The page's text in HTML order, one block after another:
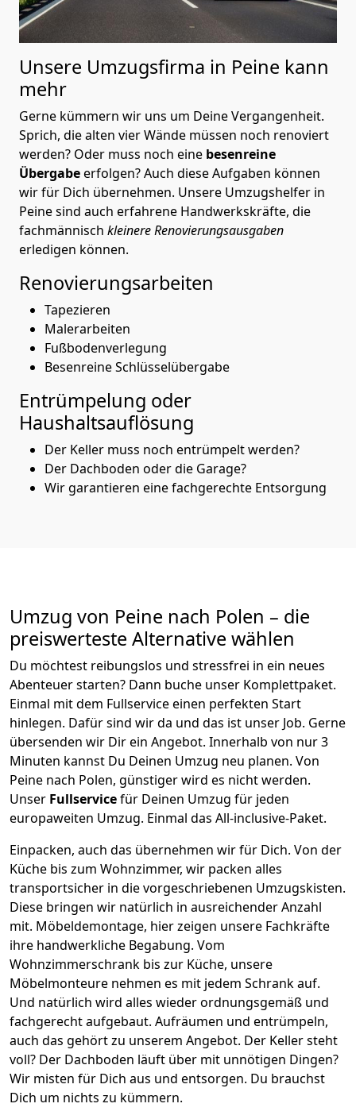
Unsere Umzugsfirma in Peine kann
mehr
Gerne kümmern wir uns um Deine Vergangenheit.
Sprich, die alten vier Wände müssen noch renoviert
werden? Oder muss noch eine besenreine
Übergabeerfolgen? Auch diese Aufgaben können
wir für Dich übernehmen. Unsere Umzugshelfer in
Peine sind auch erfahrene Handwerkskräfte, die
fachmännisch kleinere Renovierungsausgaben
erledigen können.
Renovierungsarbeiten
Tapezieren
Malerarbeiten
Fußbodenverlegung
Besenreine Schlüsselübergabe
Entrümpelung oder
Haushaltsauflösung
Der Keller muss noch entrümpelt werden?
Der Dachboden oder die Garage?
Wir garantieren eine fachgerechte Entsorgung
Umzug von Peine nach Polen – die
preiswerteste Alternative wählen
Du möchtest reibungslos und stressfrei in ein neues
Abenteuer starten? Dann buche unser Komplettpaket.
Einmal mit dem Fullservice einen perfekten Start
hinlegen. Dafür sind wir da und das ist unser Job. Gerne
übersenden wir Dir ein Angebot. Innerhalb von nur3
Minuten kannst Du Deinen Umzug neu planen. Von
Peine nach Polen, günstiger wird es nicht werden.
Unser Fullservicefür Deinen Umzug für jeden
europaweiten Umzug. Einmal das All-inclusive-Paket.
Einpacken, auch das übernehmen wir für Dich. Von der
Küche bis zum Wohnzimmer, wir packen alles
transportsicher in die vorgeschriebenen Umzugskisten.
Diese bringen wir natürlich in ausreichender Anzahl
mit. Möbeldemontage, hier zeigen unsere Fachkräfte
ihre handwerkliche Begabung. Vom
Wohnzimmerschrank bis zur Küche, unsere
Möbelmonteure nehmen es mit jedem Schrank auf.
Und natürlich wird alles wieder ordnungsgemäß und
fachgerecht aufgebaut. Aufräumen und entrümpeln,
auch das gehört zu unserem Angebot. Der Keller steht
voll? Der Dachboden läuft über mit unnötigen Dingen?
Wir misten für Dich aus und entsorgen. Du brauchst
Dich um nichts zu kümmern.